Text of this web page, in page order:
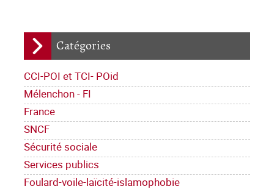
Catégories
CCI-POI et TCI- POid
Mélenchon - FI
France
SNCF
Sécurité sociale
Services publics
Foulard-voile-laïcité-islamophobie